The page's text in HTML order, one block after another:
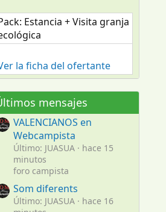
Estancia + Visita granja
la ficha del ofertante
mensajes
VALENCIANOS en
Webcampista
Último: JUASUA
hace 15
minutos
foro campista
Som diferents
Último: JUASUA
hace 16